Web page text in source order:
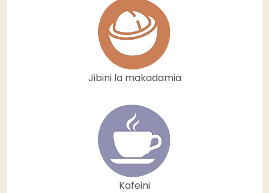
Jibini la makadamia
Kafeini